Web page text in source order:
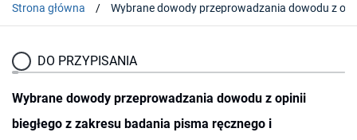
Strona główna
DO PRZYPISANIA
Wybrane dowody przeprowadzania dowodu z opinii
biegłego z zakresu badania pisma ręcznego i